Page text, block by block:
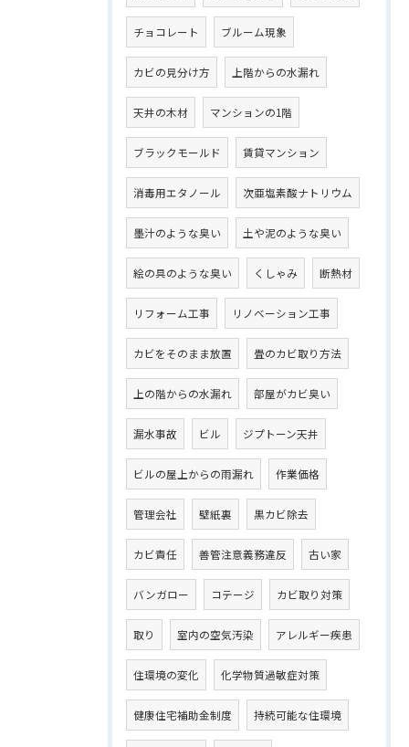
チョコレート ブルーム現象
カビの見分け方 上階からの水漏れ
天井の木材 マンションの1階
ブラックモールド 賃貸マンション
消毒用エタノール 次亜塩素酸ナトリウム
墨汁のような臭い 土や泥のような臭い
絵の具のような臭い くしゃみ 断熱材
リフォーム工事 リノベーション工事
カビをそのまま放置 畳のカビ取り方法
上の階からの水漏れ 部屋がカビ臭い
漏水事故 ビル ジプトーン天井
ビルの屋上からの雨漏れ 作業価格
管理会社 壁紙裏 黒カビ除去
カビ責任 善管注意義務違反 古い家
バンガロー コテージ カビ取り対策
取り 室内の空気汚染 アレルギー疾患
住環境の変化 化学物質過敏症対策
健康住宅補助金制度 持続可能な住環境